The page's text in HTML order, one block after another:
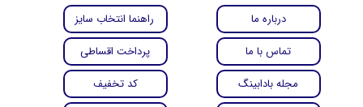
راهنما انتخاب سایز
پرداخت اقساطی
کد تخفیف
درباره ما
تماس با ما
مجله بادابینگ